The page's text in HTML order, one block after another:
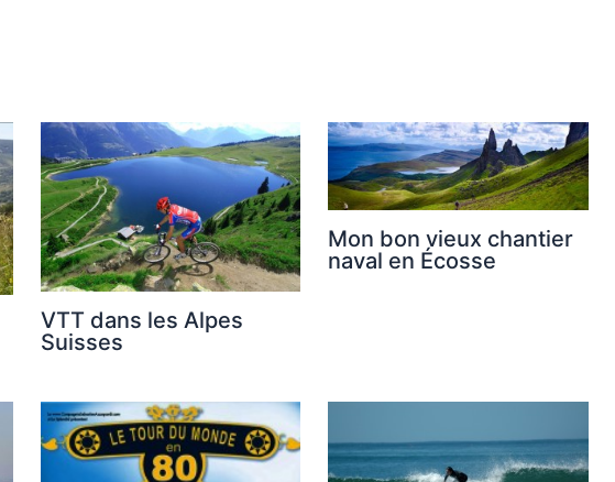
VTT dans les Alpes
Suisses
Mon bon vieux chantier
naval en Écosse